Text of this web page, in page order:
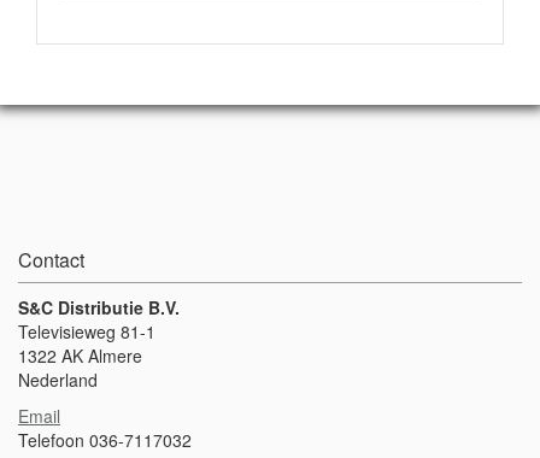
Contact
S&C Distributie B.V.
Televisieweg 81-1
1322 AK Almere
Nederland
Email
Telefoon 036-7117032